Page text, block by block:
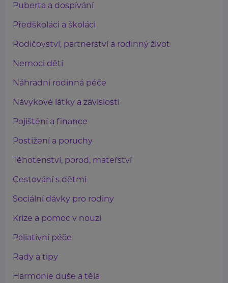
Puberta a dospívání
Předškoláci a školáci
Rodičovství, partnerství a rodinný život
Nemoci dětí
Náhradní rodinná péče
Návykové látky a závislosti
Pojištění a finance
Postižení a poruchy
Těhotenství, porod, mateřství
Cestování s dětmi
Sociální dávky pro rodiny
Krize a pomoc v nouzi
Paliativní péče
Rady a tipy
Harmonie duše a těla